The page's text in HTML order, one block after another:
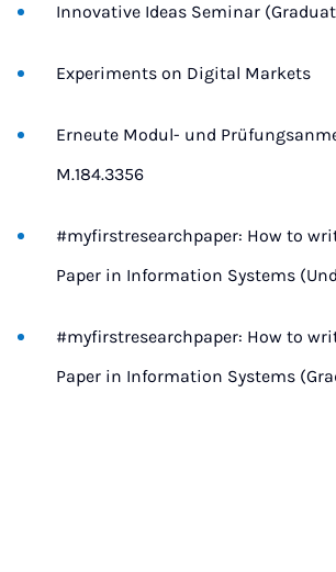
Innovative Ideas Seminar
Experiments on Digital Markets
Erneute Modul- und
M.184.3356
#myfirstresearchpaper: How to
Paper in Information Systems
#myfirstresearchpaper: How to
Paper in Information Systems